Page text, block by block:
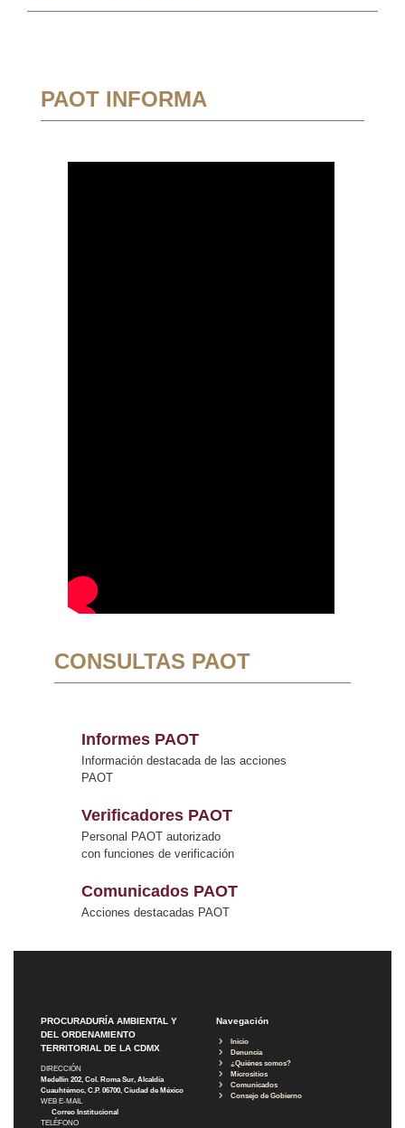
PAOT INFORMA
CONSULTAS PAOT
Informes PAOT
Información destacada de las acciones
PAOT
Verificadores PAOT
Personal PAOT autorizado
con funciones de verificación
Comunicados PAOT
Acciones destacadas PAOT
PROCURADURÍA AMBIENTAL Y
DEL ORDENAMIENTO
TERRITORIAL DE LA CDMX
DIRECCIÓN
Medellín 202, Col. Roma Sur, Alcaldía
Cuauhtémoc, C.P. 06700, Ciudad de México
WEB E-MAIL
Correo Institucional
TELÉFONO
Navegación
Inicio
Denuncia
¿Quiénes somos?
Micrositios
Comunicados
Consejo de Gobierno